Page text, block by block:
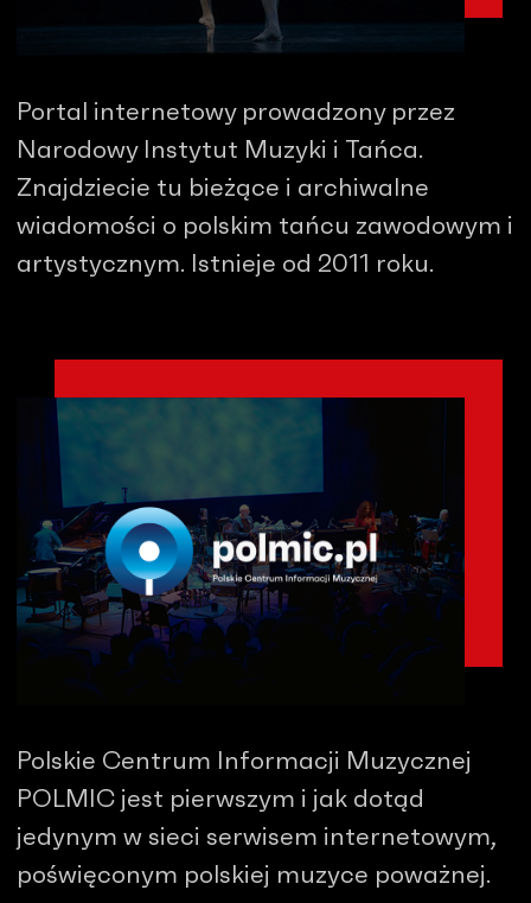
Portal internetowy prowadzony przez
Narodowy Instytut Muzyki i Tańca.
Znajdziecie tu bieżące i archiwalne
wiadomości o polskim tańcu zawodowym i
artystycznym. Istnieje od 2011 roku.
Polskie Centrum Informacji Muzycznej
POLMIC jest pierwszym i jak dotąd
jedynym w sieci serwisem internetowym,
poświęconym polskiej muzyce poważnej.